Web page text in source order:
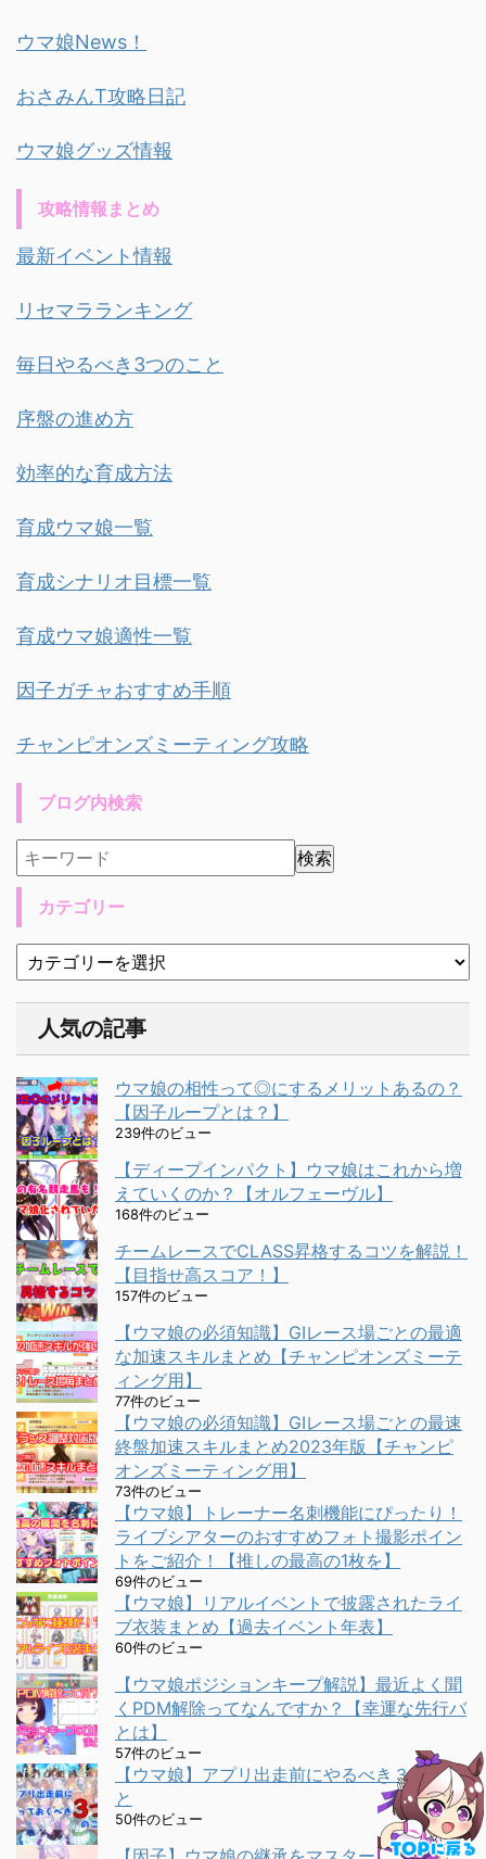
ウマ娘News！
おさみんT攻略日記
ウマ娘グッズ情報
攻略情報まとめ
最新イベント情報
リセマラランキング
毎日やるべき3つのこと
序盤の進め方
効率的な育成方法
育成ウマ娘一覧
育成シナリオ目標一覧
育成ウマ娘適性一覧
因子ガチャおすすめ手順
チャンピオンズミーティング攻略
ブログ内検索
カテゴリー
人気の記事
ウマ娘の相性って◎にするメリットあるの？
【因子ループとは？】
239件のビュー
【ディープインパクト】ウマ娘はこれから増
えていくのか？【オルフェーヴル】
168件のビュー
チームレースでCLASS昇格するコツを解説！
【目指せ高スコア！】
157件のビュー
【ウマ娘の必須知識】GⅠレース場ごとの最適
な加速スキルまとめ【チャンピオンズミーテ
ィング用】
77件のビュー
【ウマ娘の必須知識】GⅠレース場ごとの最速
終盤加速スキルまとめ2023年版【チャンピ
オンズミーティング用】
73件のビュー
【ウマ娘】トレーナー名刺機能にぴったり！
ライブシアターのおすすめフォト撮影ポイン
トをご紹介！【推しの最高の1枚を】
69件のビュー
【ウマ娘】リアルイベントで披露されたライ
ブ衣装まとめ【過去イベント年表】
60件のビュー
【ウマ娘ポジションキープ解説】最近よく聞
くPDM解除ってなんですか？【幸運な先行バ
とは】
57件のビュー
【ウマ娘】アプリ出走前にやるべき３つのこ
と
50件のビュー